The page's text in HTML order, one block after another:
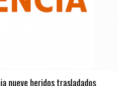
nueve heridos trasladados